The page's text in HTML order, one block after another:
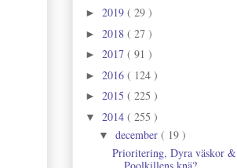
► 2019 ( 29 )
► 2018 ( 27 )
► 2017 ( 91 )
► 2016 ( 124 )
► 2015 ( 225 )
▼ 2014 ( 255 )
▼ december ( 19 )
Prioritering, Dyra väskor &